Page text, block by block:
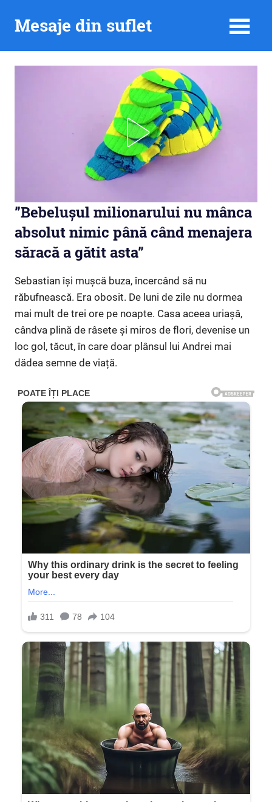
Mesaje din suflet
”Bebelușul milionarului nu mânca
absolut nimic până când menajera
săracă a gătit asta”
Sebastian își mușcă buza, încercând să nu
răbufnească. Era obosit. De luni de zile nu dormea
mai mult de trei ore pe noapte. Casa aceea uriașă,
cândva plină de râsete și miros de flori, devenise un
loc gol, tăcut, în care doar plânsul lui Andrei mai
dădea semne de viață.